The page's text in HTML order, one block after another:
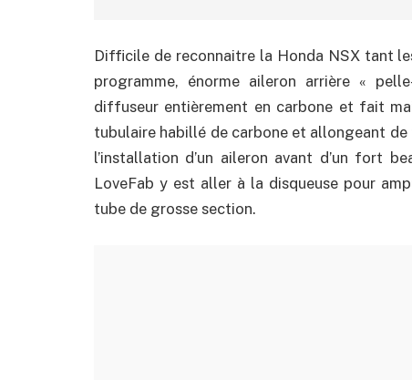
Difficile de reconnaitre la Honda NSX tant
programme, énorme aileron arrière «
diffuseur entièrement en carbone et fait
tubulaire habillé de carbone et allongeant
l’installation d’un aileron avant d’un fort
LoveFab y est aller à la disqueuse pour
tube de grosse section.